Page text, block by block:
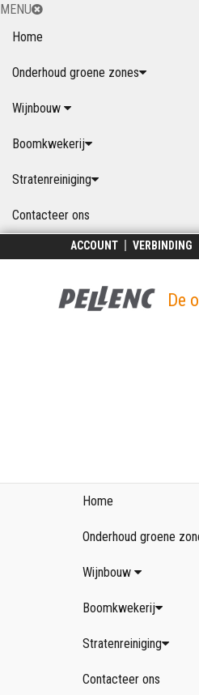
MENU
Home
Onderhoud groene zones
Wijnbouw
Boomkwekerij
Stratenreiniging
Contacteer ons
ACCOUNT VERBINDING
De
Home
Onderhoud groene
Wijnbouw
Boomkwekerij
Stratenreiniging
Contacteer ons